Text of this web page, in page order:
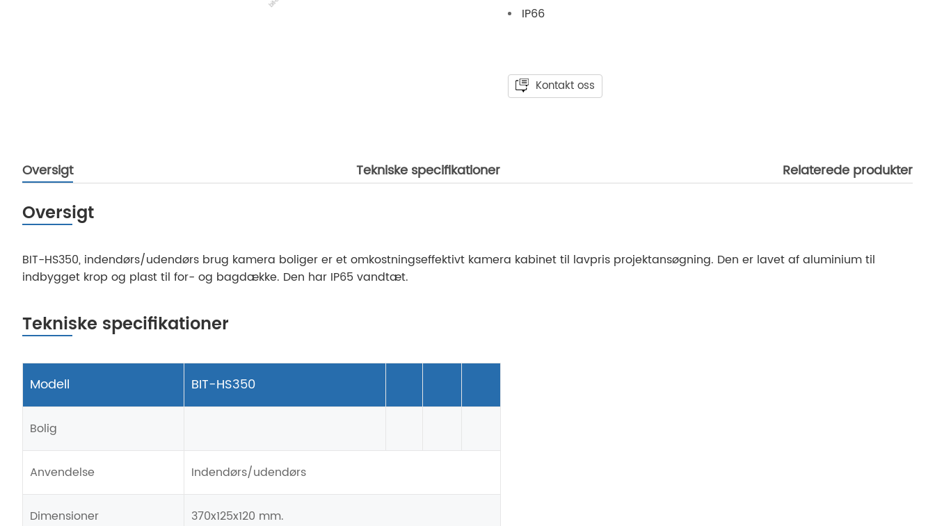
IP66
Kontakt oss
Oversigt Tekniske specifikationer Relaterede produkter
Oversigt
BIT-HS350, indendørs/udendørs brug kamera boliger er et omkostningseffektivt kamera kabinet til lavpris projektansøgning. Den er lavet af aluminium til
indbygget krop og plast til for- og bagdække. Den har IP65 vandtæt.
Tekniske specifikationer
Modell BIT-HS350
Bolig
Anvendelse Indendørs/udendørs
Dimensioner
370x125x120 mm.